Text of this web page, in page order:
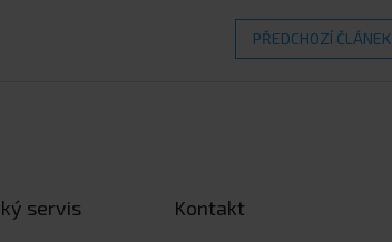
PŘEDCHOZÍ ČLÁNEK
servis Kontakt